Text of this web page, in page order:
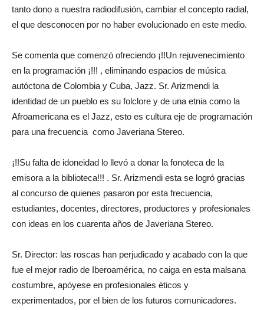
tanto dono a nuestra radiodifusión, cambiar el concepto radial,
el que desconocen por no haber evolucionado en este medio.
Se comenta que comenzó ofreciendo ¡!!Un rejuvenecimiento
en la programación ¡!!! , eliminando espacios de música
autóctona de Colombia y Cuba, Jazz. Sr. Arizmendi la
identidad de un pueblo es su folclore y de una etnia como la
Afroamericana es el Jazz, esto es cultura eje de programación
para una frecuencia como Javeriana Stereo.
¡!!Su falta de idoneidad lo llevó a donar la fonoteca de la
emisora a la biblioteca!!! . Sr. Arizmendi esta se logró gracias
al concurso de quienes pasaron por esta frecuencia,
estudiantes, docentes, directores, productores y profesionales
con ideas en los cuarenta años de Javeriana Stereo.
Sr. Director: las roscas han perjudicado y acabado con la que
fue el mejor radio de Iberoamérica, no caiga en esta malsana
costumbre, apóyese en profesionales éticos y
experimentados, por el bien de los futuros comunicadores.